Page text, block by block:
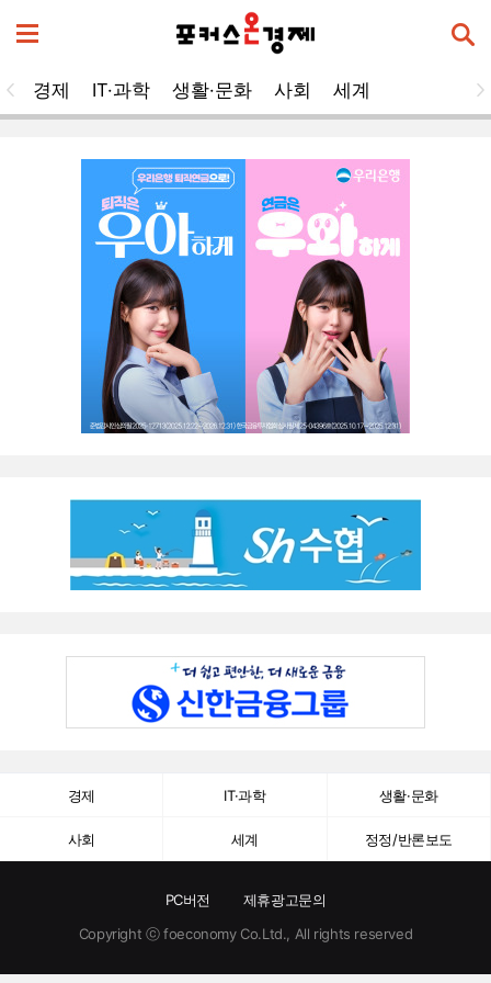
경제 IT·과학 생활·문화 사회 세계
경제 IT·과학 생활·문화
사회 세계 정정/반론보도
PC버전
제휴광고문의
Copyright ⓒ foeconomy Co.Ltd., All rights reserved